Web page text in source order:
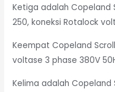
Ketiga adalah Copeland
250, koneksi Rotalock
Keempat Copeland
voltase 3 phase 380V
Kelima adalah Copeland